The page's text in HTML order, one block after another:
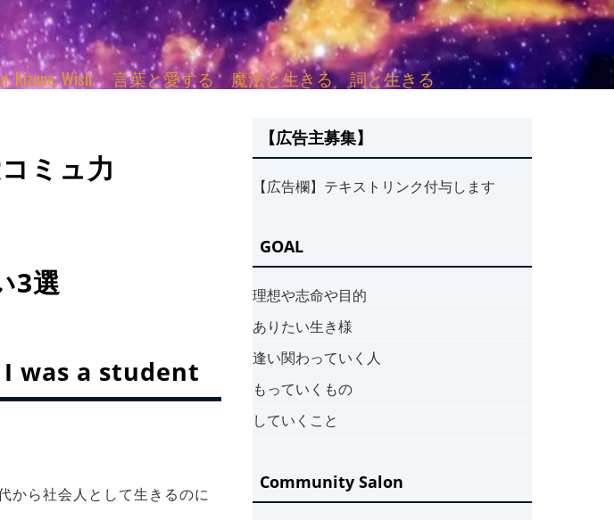
Kizuna, Wish. 言葉と愛する 魔法と生きる 詞と生きる
ミュ力
3選
was a student
から社会人として生きるのに
【広告主募集】
【広告欄】テキストリンク付与します
GOAL
理想や志命や目的
ありたい生き様
逢い関わっていく人
もっていくもの
していくこと
Community Salon